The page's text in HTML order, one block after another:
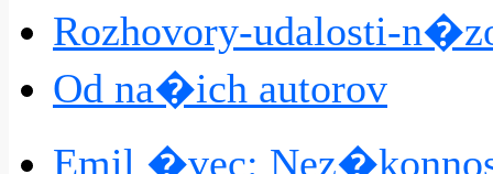
Rozhovory-udalosti-
Od na�ich autorov
Emil �vec: